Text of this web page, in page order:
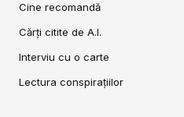
Cine recomandă
Cărți citite de A.I.
Interviu cu o carte
Lectura conspirațiilor